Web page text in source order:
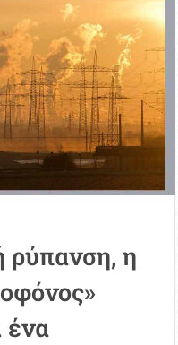
ρύπανση, η
ένα